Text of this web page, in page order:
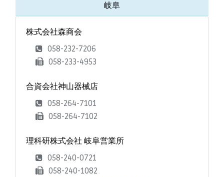
岐阜
株式会社森商会
058-232-7206
058-233-4953
合資会社神山器械店
058-264-7101
058-264-7102
理科研株式会社 岐阜営業所
058-240-0721
058-240-1082